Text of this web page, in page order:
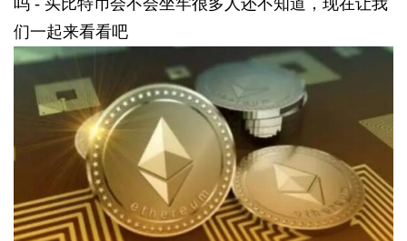
吗 - 买比特币会不会坐牢很多人还不知道，现在让我
们一起来看看吧